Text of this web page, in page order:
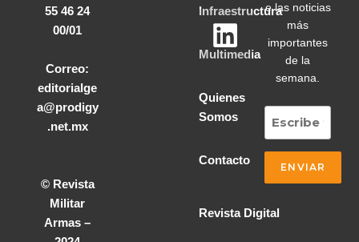
55 46 24
00/01
Correo:
editorialge
a@prodigy
.net.mx
© Revista
Militar
Armas –
Infraestructura
Multimedia
Quienes
Somos
Contacto
Revista Digital
e las noticias
más
importantes
de la
semana.